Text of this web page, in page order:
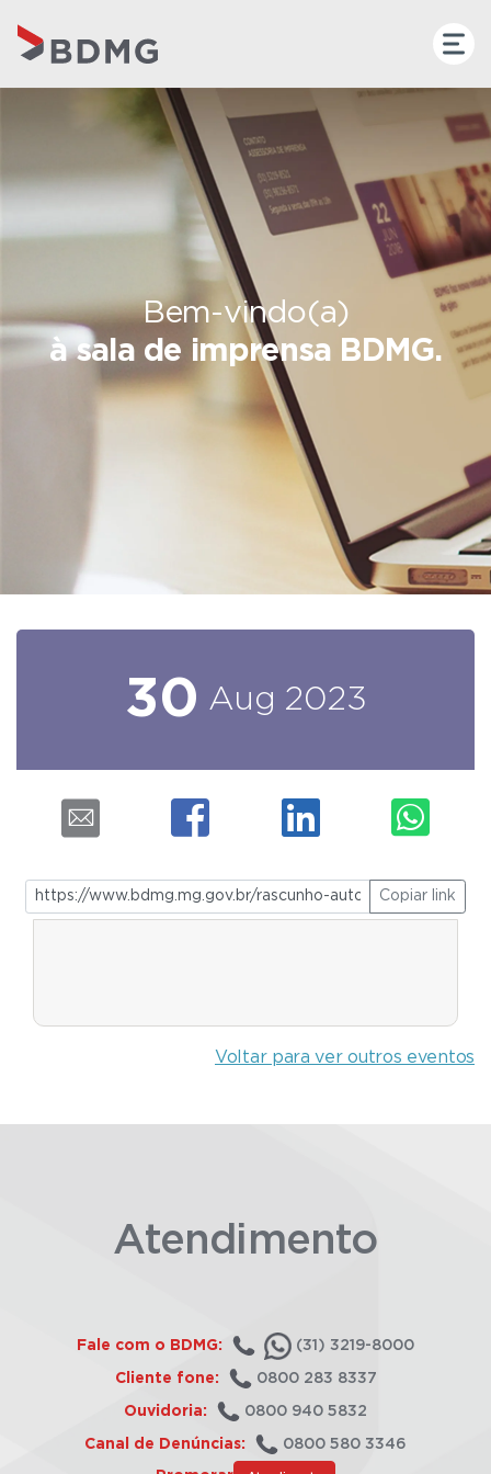
Bem-vindo(a)
à sala de imprensa BDMG.
30 Aug 2023
Copiar link
Voltar para ver outros eventos
Atendimento
Fale com o BDMG: (31) 3219-8000
Cliente fone: 0800 283 8337
Ouvidoria: 0800 940 5832
Canal de Denúncias: 0800 580 3346